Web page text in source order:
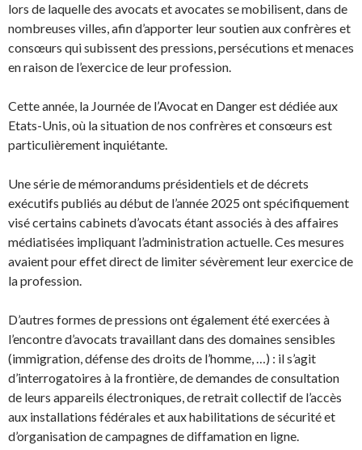
lors de laquelle des avocats et avocates se mobilisent, dans de
nombreuses villes, afin d’apporter leur soutien aux confrères et
consœurs qui subissent des pressions, persécutions et menaces
en raison de l’exercice de leur profession.
Cette année, la Journée de l’Avocat en Danger est dédiée aux
Etats-Unis, où la situation de nos confrères et consœurs est
particulièrement inquiétante.
Une série de mémorandums présidentiels et de décrets
exécutifs publiés au début de l’année 2025 ont spécifiquement
visé certains cabinets d’avocats étant associés à des affaires
médiatisées impliquant l’administration actuelle. Ces mesures
avaient pour effet direct de limiter sévèrement leur exercice de
la profession.
D’autres formes de pressions ont également été exercées à
l’encontre d’avocats travaillant dans des domaines sensibles
(immigration, défense des droits de l’homme, …) : il s’agit
d’interrogatoires à la frontière, de demandes de consultation
de leurs appareils électroniques, de retrait collectif de l’accès
aux installations fédérales et aux habilitations de sécurité et
d’organisation de campagnes de diffamation en ligne.